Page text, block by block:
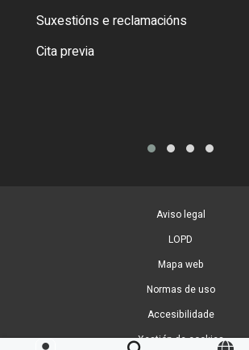
Suxestións e reclamacións
Cita previa
Aviso legal
LOPD
Mapa web
Normas de uso
Accesibilidade
Xestión de cookies